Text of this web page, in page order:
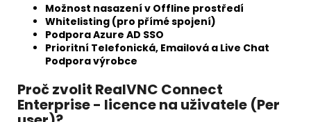
Možnost nasazení v Offline prostředí
Whitelisting (pro přímé spojení)
Podpora Azure AD SSO
Prioritní Telefonická, Emailová a Live Chat
Podpora výrobce
Proč zvolit RealVNC Connect
Enterprise - licence na uživatele (Per